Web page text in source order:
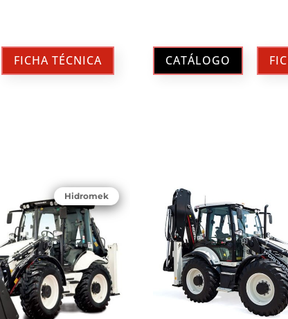
FICHA TÉCNICA CATÁLOGO
Hidromek